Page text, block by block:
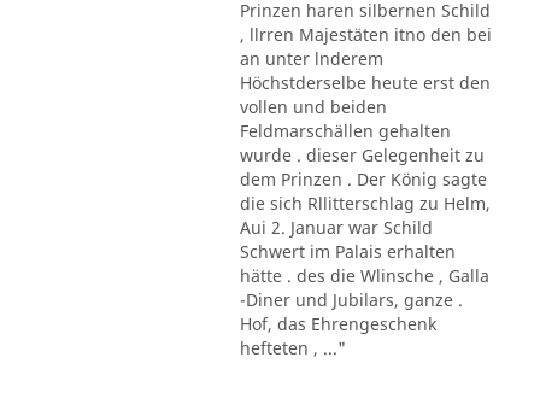
Prinzen haren silbernen Schild
, llrren Majestäten itno den bei
an unter lnderem
Höchstderselbe heute erst den
vollen und beiden
Feldmarschällen gehalten
wurde . dieser Gelegenheit zu
dem Prinzen . Der König sagte
die sich Rllitterschlag zu Helm,
Aui 2. Januar war Schild
Schwert im Palais erhalten
hätte . des die Wlinsche , Galla
-Diner und Jubilars, ganze .
Hof, das Ehrengeschenk
hefteten , ..."